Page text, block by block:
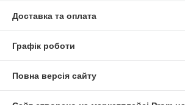
Доставка та оплата
Графік роботи
Повна версія сайту